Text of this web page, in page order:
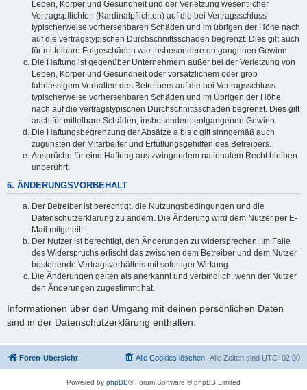
Leben, Körper und Gesundheit und der Verletzung wesentlicher
Vertragspflichten (Kardinalpflichten) auf die bei Vertragsschluss
typischerweise vorhersehbaren Schäden und im übrigen der Höhe nach
auf die vertragstypischen Durchschnittsschäden begrenzt. Dies gilt auch
für mittelbare Folgeschäden wie insbesondere entgangenen Gewinn.
Die Haftung ist gegenüber Unternehmern außer bei der Verletzung von
Leben, Körper und Gesundheit oder vorsätzlichem oder grob
fahrlässigem Verhalten des Betreibers auf die bei Vertragsschluss
typischerweise vorhersehbaren Schäden und im Übrigen der Höhe
nach auf die vertragstypischen Durchschnittsschäden begrenzt. Dies gilt
auch für mittelbare Schäden, insbesondere entgangenen Gewinn.
Die Haftungsbegrenzung der Absätze a bis c gilt sinngemäß auch
zugunsten der Mitarbeiter und Erfüllungsgehilfen des Betreibers.
Ansprüche für eine Haftung aus zwingendem nationalem Recht bleiben
unberührt.
6. ÄNDERUNGSVORBEHALT
Der Betreiber ist berechtigt, die Nutzungsbedingungen und die
Datenschutzerklärung zu ändern. Die Änderung wird dem Nutzer per E-
Mail mitgeteilt.
Der Nutzer ist berechtigt, den Änderungen zu widersprechen. Im Falle
des Widerspruchs erlischt das zwischen dem Betreiber und dem Nutzer
bestehende Vertragsverhältnis mit sofortiger Wirkung.
Die Änderungen gelten als anerkannt und verbindlich, wenn der Nutzer
den Änderungen zugestimmt hat.
Informationen über den Umgang mit deinen persönlichen Daten
sind in der Datenschutzerklärung enthalten.
Foren-Übersicht Alle Zeiten sind UTC+02:00
Alle Cookies löschen
Powered by phpBB® Forum Software © phpBB Limited